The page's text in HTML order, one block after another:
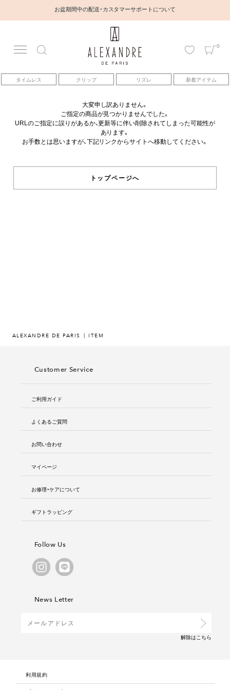
お盆期間中の配送・カスタマーサポートについて
0
タイムレス クリップ リズレ 新着アイテム
アカウント
アイテム
ベストセラー
コレクション
大変申し訳ありません。
ご指定の商品が見つかりませんでした。
URLのご指定に誤りがあるか、更新等に伴い削除されてしまった可能性が
あります。
お手数とは思いますが、下記リンクからサイトへ移動してください。
トップページへ
ALEXANDRE DE PARIS ITEM
Customer Service
ご利用ガイド
よくあるご質問
お問い合わせ
マイページ
お修理・ケアについて
ギフトラッピング
Follow Us
News Letter
解除はこちら
利用規約